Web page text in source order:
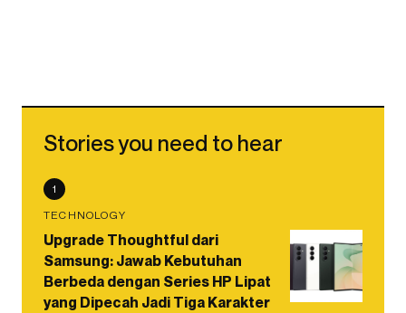
Stories you need to hear
1
TECHNOLOGY
Upgrade Thoughtful dari
Samsung: Jawab Kebutuhan
Berbeda dengan Series HP Lipat
yang Dipecah Jadi Tiga Karakter